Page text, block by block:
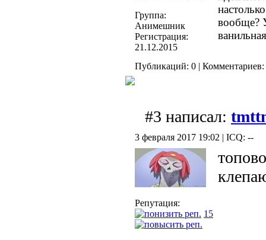
Группа:
Анимешник
Регистрация:
21.12.2015
вообще?
Публикаций: 0 | Комментариев:
#3 написал:
3 февраля 2017 19:02 | ICQ: --
Репутация:
15